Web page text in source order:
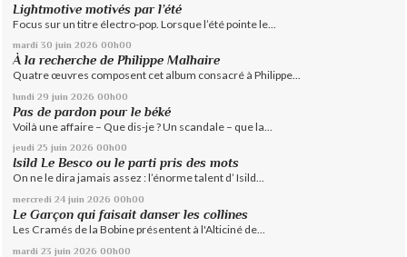
Lightmotive motivés par l’été
Focus sur un titre électro-pop. Lorsque l’été pointe le...
mardi 30 juin 2026 00h00
À la recherche de Philippe Malhaire
Quatre œuvres composent cet album consacré à Philippe...
lundi 29 juin 2026 00h00
Pas de pardon pour le béké
Voilà une affaire – Que dis-je ? Un scandale – que la...
jeudi 25 juin 2026 00h00
Isild Le Besco ou le parti pris des mots
On ne le dira jamais assez : l’énorme talent d’ Isild...
mercredi 24 juin 2026 00h00
Le Garçon qui faisait danser les collines
Les Cramés de la Bobine présentent à l'Alticiné de...
mardi 23 juin 2026 00h00